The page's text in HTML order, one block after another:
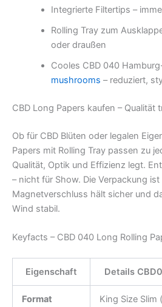
Integrierte Filtertips –
Rolling Tray zum
oder draußen
Cooles CBD 040
mushrooms – reduziert,
CBD Long Papers kaufen – Qualität
Ob für CBD Blüten oder legalen
Papers mit Rolling Tray passen zu
Qualität, Optik und Effizienz legt.
– nicht für Show. Die Verpackung
Magnetverschluss hält sicher und
Wind stabil.
Keyfacts – CBD 040 Long Rolling
Eigenschaft Details
Format King Size Slim